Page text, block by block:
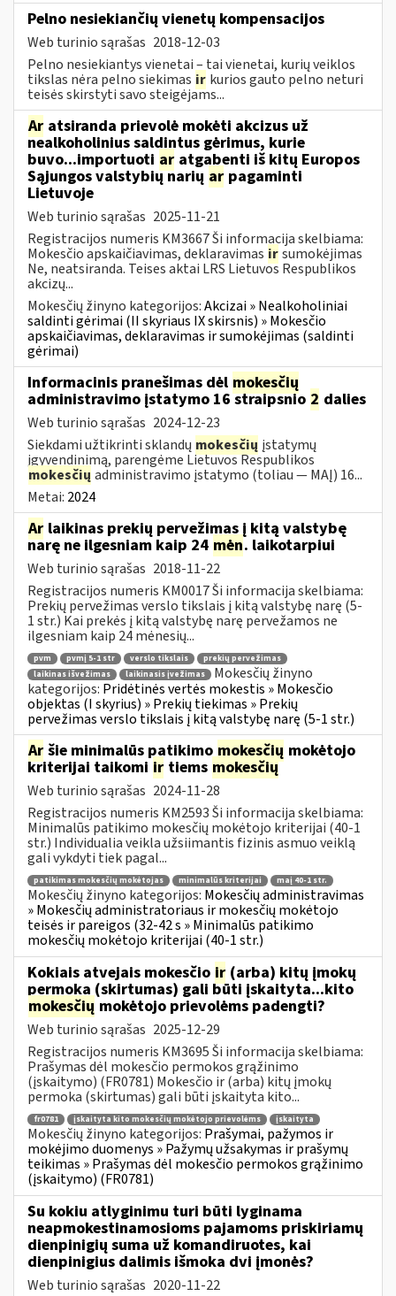
Pelno nesiekiančių vienetų kompensacijos
Web turinio sąrašas 2018-12-03
Pelno nesiekiantys vienetai – tai vienetai, kurių veiklos
tikslas nėra pelno siekimas ir kurios gauto pelno neturi
teisės skirstyti savo steigėjams...
Ar atsiranda prievolė mokėti akcizus už
nealkoholinius saldintus gėrimus, kurie
buvo...importuoti ar atgabenti iš kitų Europos
Sąjungos valstybių narių ar pagaminti
Lietuvoje
Web turinio sąrašas 2025-11-21
Registracijos numeris KM3667 Ši informacija skelbiama:
Mokesčio apskaičiavimas, deklaravimas irsumokėjimas
Ne, neatsiranda. Teises aktai LRS Lietuvos Respublikos
akcizų...
Mokesčių žinyno kategorijos:Akcizai » Nealkoholiniai
saldinti gėrimai (II skyriaus IX skirsnis) » Mokesčio
apskaičiavimas, deklaravimas ir sumokėjimas (saldinti
gėrimai)
Informacinis pranešimas dėl mokesčių
administravimo įstatymo 16 straipsnio 2 dalies
Web turinio sąrašas 2024-12-23
Siekdami užtikrinti sklandų mokesčių įstatymų
įgyvendinimą, parengėme Lietuvos Respublikos
mokesčių administravimo įstatymo (toliau — MAĮ) 16...
Metai: 2024
Ar laikinas prekių pervežimas į kitą valstybę
narę ne ilgesniam kaip 24 mėn. laikotarpiui
Web turinio sąrašas 2018-11-22
Registracijos numeris KM0017 Ši informacija skelbiama:
Prekių pervežimas verslo tikslais į kitą valstybę narę (5-
1 str.) Kai prekės į kitą valstybę narę pervežamos ne
ilgesniam kaip 24 mėnesių...
pvm pvmį 5-1 str verslo tikslais
prekių pervežimas
laikinas išvežimas
laikinasis įvežimas
Mokesčių žinyno
kategorijos: Pridėtinės vertės mokestis » Mokesčio
objektas (I skyrius) » Prekių tiekimas » Prekių
pervežimas verslo tikslais į kitą valstybę narę (5-1 str.)
Ar šie minimalūs patikimo mokesčių mokėtojo
kriterijai taikomi ir tiems mokesčių
Web turinio sąrašas 2024-11-28
Registracijos numeris KM2593 Ši informacija skelbiama:
Minimalūs patikimo mokesčių mokėtojo kriterijai (40-1
str.) Individualia veikla užsiimantis fizinis asmuo veiklą
gali vykdyti tiek pagal...
patikimas mokesčių mokėtojas minimalūs kriterijai maį 40-1 str.
Mokesčių žinyno kategorijos: Mokesčių administravimas
» Mokesčių administratoriaus ir mokesčių mokėtojo
teisės ir pareigos (32-42 s » Minimalūs patikimo
mokesčių mokėtojo kriterijai (40-1 str.)
Kokiais atvejais mokesčio ir (arba) kitų įmokų
permoka (skirtumas) gali būti įskaityta...kito
mokesčių mokėtojo prievolėms padengti?
Web turinio sąrašas 2025-12-29
Registracijos numeris KM3695 Ši informacija skelbiama:
Prašymas dėl mokesčio permokos grąžinimo
(įskaitymo) (FR0781) Mokesčio ir (arba) kitų įmokų
permoka (skirtumas) gali būti įskaityta kito...
fr0781 įskaityta kito mokesčių mokėtojo prievolėms įskaityta
Mokesčių žinyno kategorijos: Prašymai, pažymos ir
mokėjimo duomenys » Pažymų užsakymas ir prašymų
teikimas » Prašymas dėl mokesčio permokos grąžinimo
(įskaitymo) (FR0781)
Su kokiu atlyginimu turi būti lyginama
neapmokestinamosioms pajamoms priskiriamų
dienpinigių suma už komandiruotes, kai
dienpinigius dalimis išmoka dvi įmonės?
Web turinio sąrašas 2020-11-22